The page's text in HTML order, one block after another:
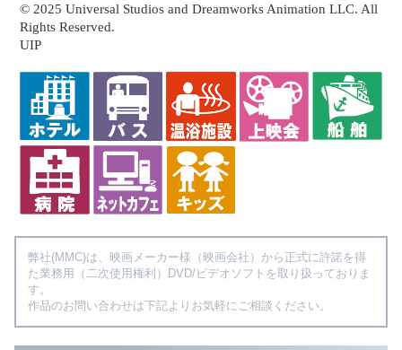
© 2025 Universal Studios and Dreamworks Animation LLC. All
Rights Reserved.
UIP
弊社(MMC)は、映画メーカー様（映画会社）から正式に許諾を得
た業務用（二次使用権利）DVD/ビデオソフトを取り扱っておりま
す。
作品のお問い合わせは下記よりお気軽にご相談ください。